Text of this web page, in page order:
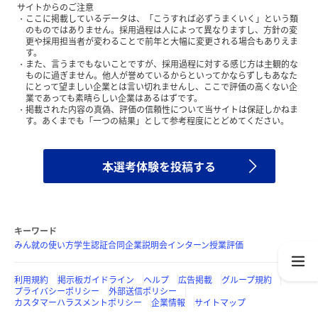
サイトからのご注意
ここに掲載しているデータは、「こうすれば必ずうまくいく」という類
のものではありません。採用過程は人によって異なりますし、方針の変
更や採用担当者が変わることで前年と大幅に変更される場合もありえま
す。
また、言うまでもないことですが、採用過程に対する感じ方は主観的な
ものに過ぎません。他人が誉めているからといってかならずしもあなた
にとって望ましい企業とは言い切れませんし、ここで評価の高くない企
業であっても素晴らしい企業はあるはずです。
掲載された内容の真偽、評価の信頼性について当サイトは保証しかねま
す。あくまでも「一つの結果」として参考程度にとどめてください。
本選考体験を投稿する
キーワード
みん就の使い方学生認証合同企業説明会インターン授業評価
利用規約 掲示板ガイドライン ヘルプ 広告掲載
グループ規約
プライバシーポリシー
外部送信ポリシー
カスタマーハラスメントポリシー
企業情報 サイトマップ